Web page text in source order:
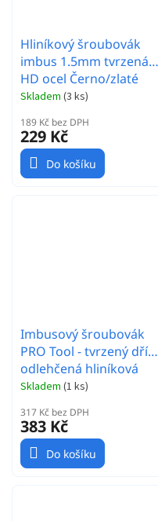
Hliníkový šroubovák
imbus 1.5mm tvrzená
HD ocel Černo/zlaté
Skladem (3 ks)
189 Kč bez DPH
229 Kč
Do košíku
Imbusový šroubovák
PRO Tool - tvrzený dřík -
odlehčená hliníková
rukojeť - Hex 2.0 mm
Skladem (1 ks)
317 Kč bez DPH
383 Kč
Do košíku